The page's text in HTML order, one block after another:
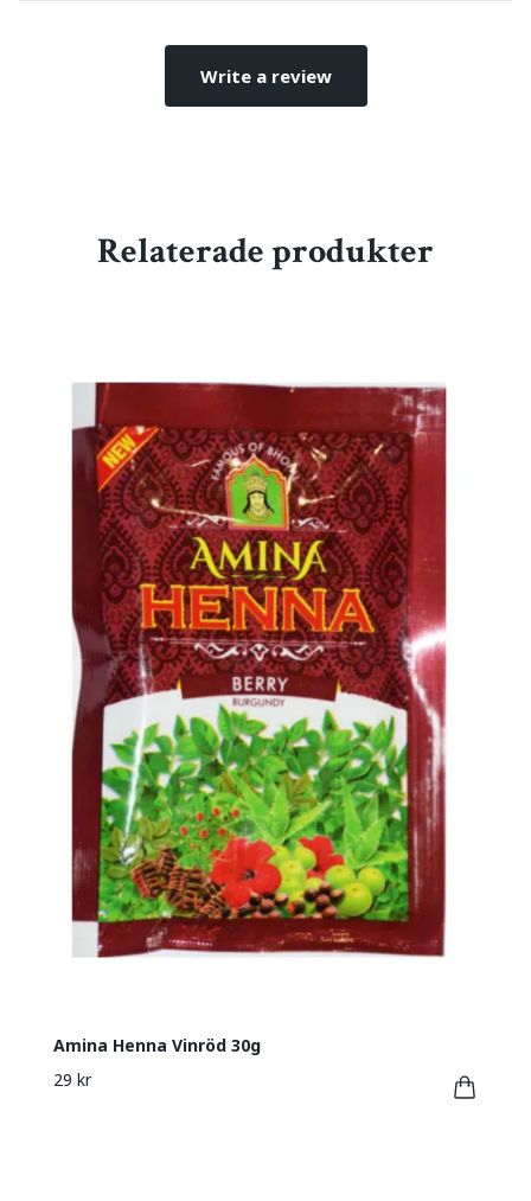
Write a review
Relaterade produkter
Amina Henna Vinröd 30g
29 kr